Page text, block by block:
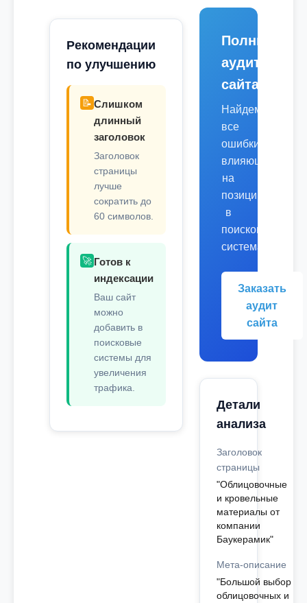
Рекомендации
по улучшению
📝 Слишком
длинный
заголовок
Заголовок
страницы
лучше
сократить до
60 символов.
🚀 Готов к
индексации
Ваш сайт
можно
добавить в
поисковые
системы для
увеличения
трафика.
Полный
аудит
сайта
Найдем
все
ошибки,
влияющие
на
позиции
в
поисковых
системах.
Заказать
аудит
сайта
Детали
анализа
Заголовок
страницы
"Облицовочные
и кровельные
материалы от
компании
Баукерамик"
Мета-описание
"Большой выбор
облицовочных и